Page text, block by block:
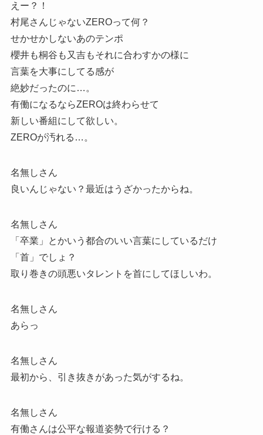
えー？！
村尾さんじゃないZEROって何？
せかせかしないあのテンポ
櫻井も桐谷も又吉もそれに合わすかの様に
言葉を大事にしてる感が
絶妙だったのに…。
有働になるならZEROは終わらせて
新しい番組にして欲しい。
ZEROが汚れる…。
名無しさん
良いんじゃない？最近はうざかったからね。
名無しさん
「卒業」とかいう都合のいい言葉にしているだけ
「首」でしょ？
取り巻きの頭悪いタレントを首にしてほしいわ。
名無しさん
あらっ
名無しさん
最初から、引き抜きがあった気がするね。
名無しさん
有働さんは公平な報道姿勢で行ける？